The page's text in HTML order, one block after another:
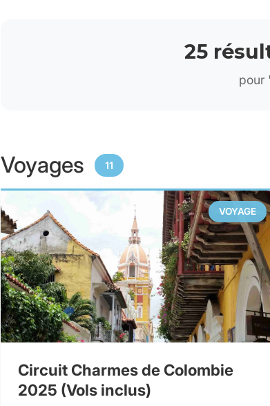
25
pour
Voyages 11
VOYAGE
Circuit Charmes de Colombie
2025 (Vols inclus)